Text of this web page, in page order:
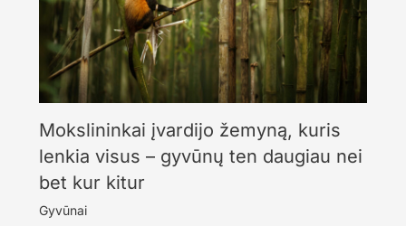
Mokslininkai įvardijo žemyną, kuris
lenkia visus – gyvūnų ten daugiau nei
bet kur kitur
Gyvūnai